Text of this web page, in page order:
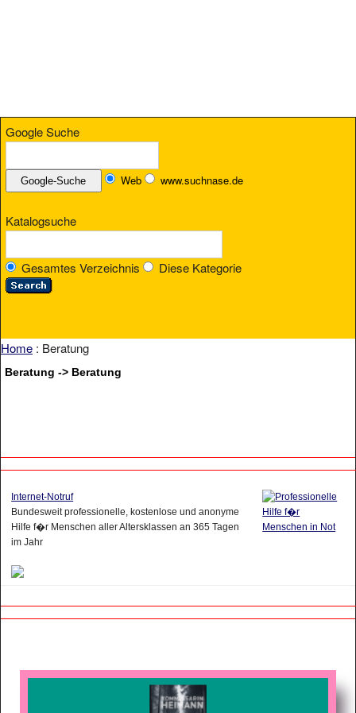
Google Suche
Web www.suchnase.de
Katalogsuche
Gesamtes Verzeichnis Diese Kategorie
Home : Beratung
Beratung -> Beratung
Internet-Notruf
Bundesweit professionelle, kostenlose und anonyme
Hilfe f�r Menschen aller Altersklassen an 365 Tagen
im Jahr